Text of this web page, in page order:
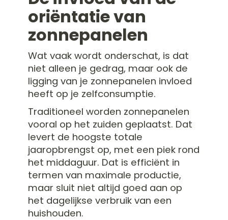
oriëntatie van
zonnepanelen
Wat vaak wordt onderschat, is dat
niet alleen je gedrag, maar ook de
ligging van je zonnepanelen invloed
heeft op je zelfconsumptie.
Traditioneel worden zonnepanelen
vooral op het zuiden geplaatst. Dat
levert de hoogste totale
jaaropbrengst op, met een piek rond
het middaguur. Dat is efficiënt in
termen van maximale productie,
maar sluit niet altijd goed aan op
het dagelijkse verbruik van een
huishouden.